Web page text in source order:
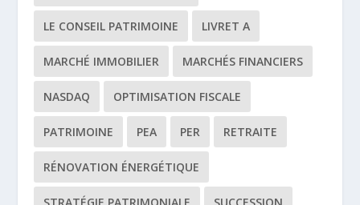
LE CONSEIL PATRIMOINE LIVRET A
MARCHÉ IMMOBILIER MARCHÉS FINANCIERS
NASDAQ OPTIMISATION FISCALE
PATRIMOINE PEA PER RETRAITE
RÉNOVATION ÉNERGÉTIQUE